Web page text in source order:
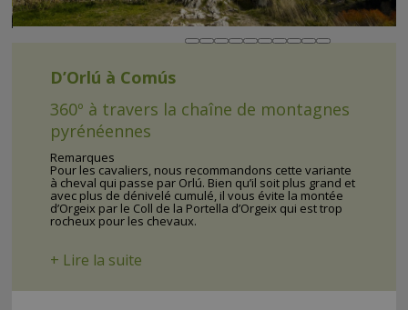
D’Orlú à Comús
360º à travers la chaîne de montagnes
pyrénéennes
Remarques
Pour les cavaliers, nous recommandons cette variante
à cheval qui passe par Orlú. Bien qu’il soit plus grand et
avec plus de dénivelé cumulé, il vous évite la montée
d’Orgeix par le Coll de la Portella d’Orgeix qui est trop
rocheux pour les chevaux.
+ Lire la suite